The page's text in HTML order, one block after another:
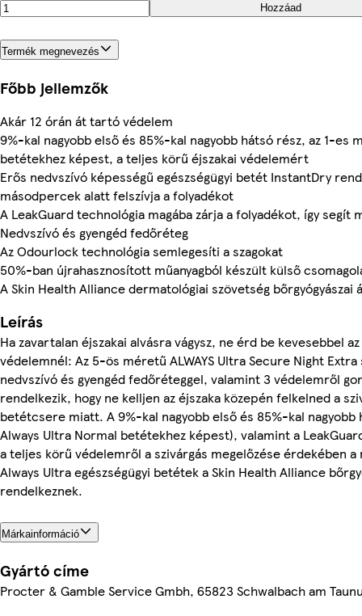
Hozzáad
Termék megnevezés
Főbb jellemzők
Akár 12 órán át tartó védelem
9%-kal nagyobb első és 85%-kal nagyobb hátsó rész, az 1-es
betétekhez képest, a teljes körű éjszakai védelemért
Erős nedvszívó képességű egészségügyi betét InstantDry
másodpercek alatt felszívja a folyadékot
A LeakGuard technológia magába zárja a folyadékot, így segít
Nedvszívó és gyengéd fedőréteg
Az Odourlock technológia semlegesíti a szagokat
50%-ban újrahasznosított műanyagból készült külső
A Skin Health Alliance dermatológiai szövetség
Leírás
Ha zavartalan éjszakai alvásra vágysz, ne érd be kevesebbel
védelemnél: Az 5-ös méretű ALWAYS Ultra Secure Night
nedvszívó és gyengéd fedőréteggel, valamint 3 védelemről
rendelkezik, hogy ne kelljen az éjszaka közepén felkelned a
betétcsere miatt. A 9%-kal nagyobb első és 85%-kal
Always Ultra Normal betétekhez képest), valamint a
a teljes körű védelemről a szivárgás megelőzése érdekében a
Always Ultra egészségügyi betétek a Skin Health Alliance
rendelkeznek.
Márkainformáció
Gyártó címe
Procter & Gamble Service Gmbh, 65823 Schwalbach am